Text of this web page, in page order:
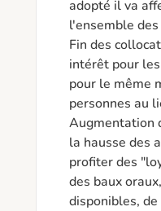
adopté il va
l'ensemble
Fin des
intérêt pour
pour le même
personnes au
Augmentation
la hausse des
profiter des
des baux
disponibles, de